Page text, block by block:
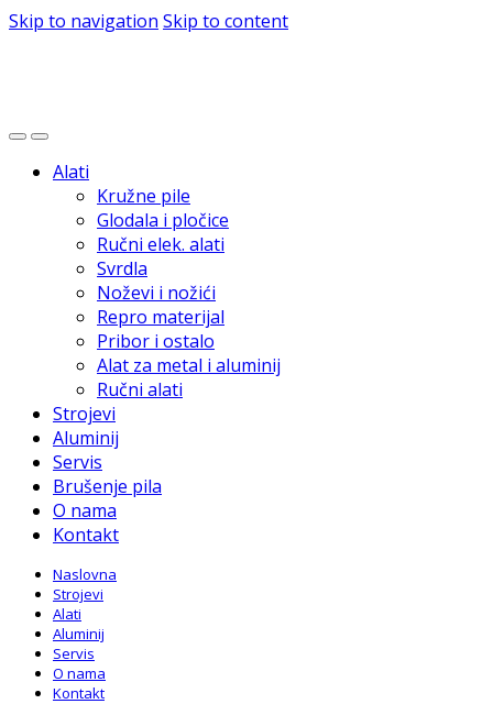
Skip to navigation Skip to content
Alati
Kružne pile
Glodala i pločice
Ručni elek. alati
Svrdla
Noževi i nožići
Repro materijal
Pribor i ostalo
Alat za metal i aluminij
Ručni alati
Strojevi
Aluminij
Servis
Brušenje pila
O nama
Kontakt
Naslovna
Strojevi
Alati
Aluminij
Servis
O nama
Kontakt